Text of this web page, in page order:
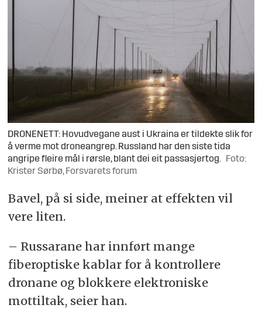
DRONENETT: Hovudvegane aust i Ukraina er tildekte slik for
å verme mot droneangrep. Russland har den siste tida
angripe fleire mål i rørsle, blant dei eit passasjertog.
Foto:
Krister Sørbø, Forsvarets forum
Bavel, på si side, meiner at effekten vil
vere liten.
– Russarane har innført mange
fiberoptiske kablar for å kontrollere
dronane og blokkere elektroniske
mottiltak, seier han.